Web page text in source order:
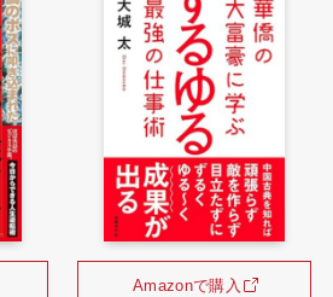
Amazonで購入